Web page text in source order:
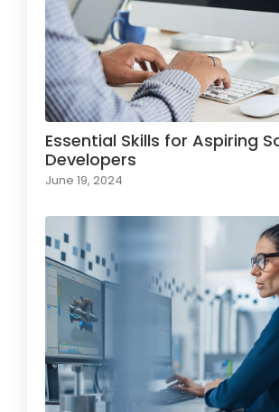
Essential Skills for Aspiring
Developers
June 19, 2024